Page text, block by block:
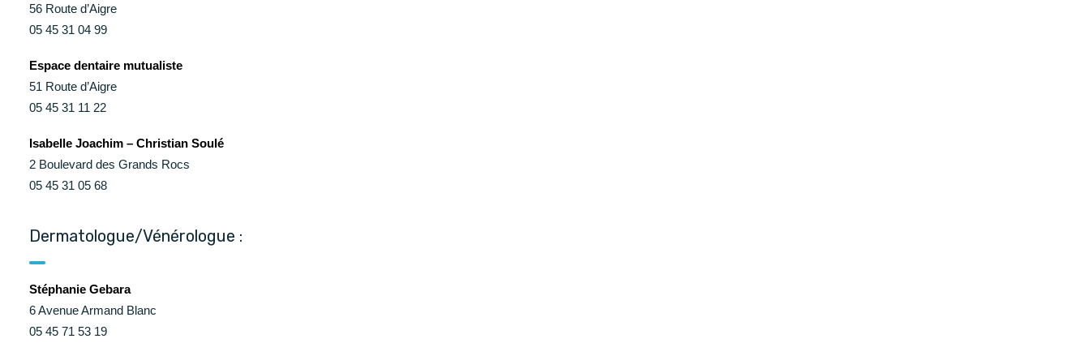
56 Route d’Aigre
05 45 31 04 99
Espace dentaire mutualiste
51 Route d’Aigre
05 45 31 11 22
Isabelle Joachim – Christian Soulé
2 Boulevard des Grands Rocs
05 45 31 05 68
Dermatologue/Vénérologue :
Stéphanie Gebara
6 Avenue Armand Blanc
05 45 71 53 19